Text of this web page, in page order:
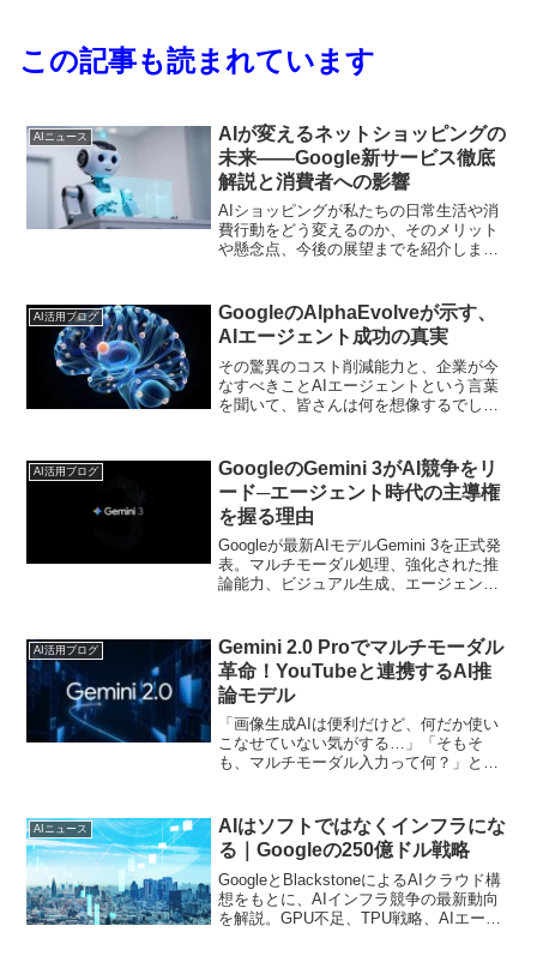
この記事も読まれています
AIニュース
AIが変えるネットショッピングの
未来――Google新サービス徹底
解説と消費者への影響
AIショッピングが私たちの日常生活や消
費行動をどう変えるのか、そのメリット
や懸念点、今後の展望までを紹介しま
AI活用ブログ
GoogleのAlphaEvolveが示す、
AIエージェント成功の真実
その驚異のコスト削減能力と、企業が今
なすべきことAIエージェントという言葉
を聞いて、皆さんは何を想像するでしょ
か。多くの企業がその可能性に期待を寄
せ、導入を検討し始めて...
AI活用ブログ
GoogleのGemini 3がAI競争をリ
ード─エージェント時代の主導権
を握る理由
Googleが最新AIモデルGemini 3を正式発
表。マルチモーダル処理、強化された推
論能力、ビジュアル生成、エージェント
メリット、注意点もまとめて紹介。
AI活用ブログ
Gemini 2.0 Proでマルチモーダル
革命！YouTubeと連携するAI推
論モデル
「画像生成AIは便利だけど、何だか使い
こなせていない気がする…」「そもそ
も、マルチモーダル入力って何？」とお
シリーズは、そんな不安を一気に解消し
てくれる...
AIニュース
AIはソフトではなくインフラにな
る｜Googleの250億ドル戦略
GoogleとBlackstoneによるAIクラウド構
想をもとに、AIインフラ競争の最新動向
を解説。GPU不足、TPU戦略、AIエージ